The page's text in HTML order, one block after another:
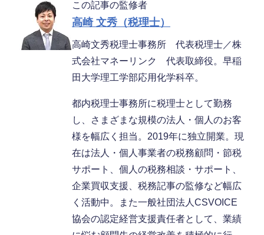
この記事の監修者
高崎 文秀（税理士）
高崎文秀税理士事務所 代表税理士／株
式会社マネーリンク 代表取締役。早稲
田大学理工学部応用化学科卒。
都内税理士事務所に税理士として勤務
し、さまざまな規模の法人・個人のお客
様を幅広く担当。2019年に独立開業。現
在は法人・個人事業者の税務顧問・節税
サポート、個人の税務相談・サポート、
企業買収支援、税務記事の監修など幅広
く活動中。また一般社団法人CSVOICE
協会の認定経営支援責任者として、業績